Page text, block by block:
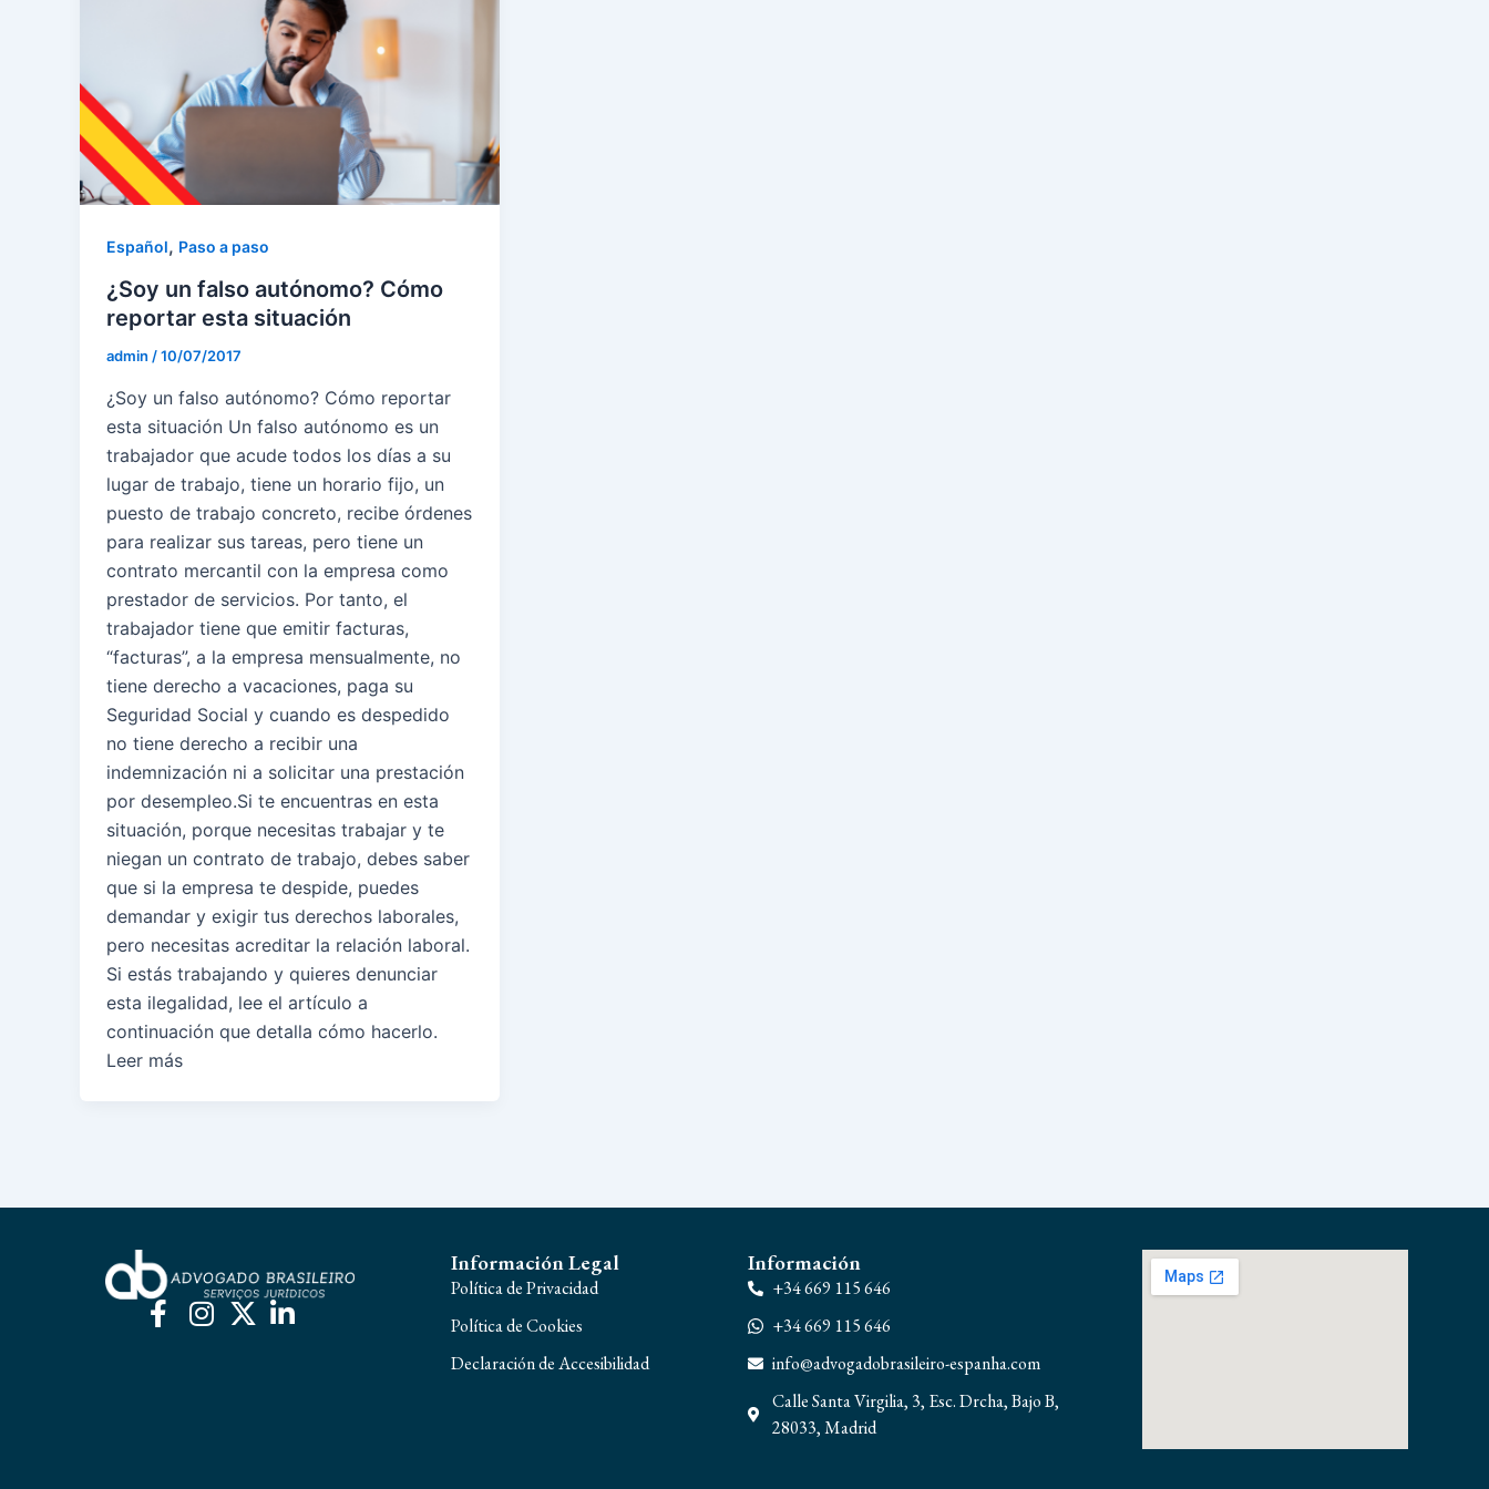
Español, Paso a paso
¿Soy un falso autónomo? Cómo
reportar esta situación
admin /10/07/2017
¿Soy un falso autónomo? Cómo reportar
esta situación Un falso autónomo es un
trabajador que acude todos los días a su
lugar de trabajo, tiene un horario fijo, un
puesto de trabajo concreto, recibe órdenes
para realizar sus tareas, pero tiene un
contrato mercantil con la empresa como
prestador de servicios. Por tanto, el
trabajador tiene que emitir facturas,
“facturas”, a la empresa mensualmente, no
tiene derecho a vacaciones, paga su
Seguridad Social y cuando es despedido
no tiene derecho a recibir una
indemnización ni a solicitar una prestación
por desempleo.Si te encuentras en esta
situación, porque necesitas trabajar y te
niegan un contrato de trabajo, debes saber
que si la empresa te despide, puedes
demandar y exigir tus derechos laborales,
pero necesitas acreditar la relación laboral.
Si estás trabajando y quieres denunciar
esta ilegalidad, lee el artículo a
continuación que detalla cómo hacerlo.
Leer más
Información Legal
Política de Privacidad
Política de Cookies
Declaración de Accesibilidad
Información
+34 669 115 646
+34 669 115 646
info@advogadobrasileiro-espanha.com
Calle Santa Virgilia, 3, Esc. Drcha, Bajo B,
28033, Madrid